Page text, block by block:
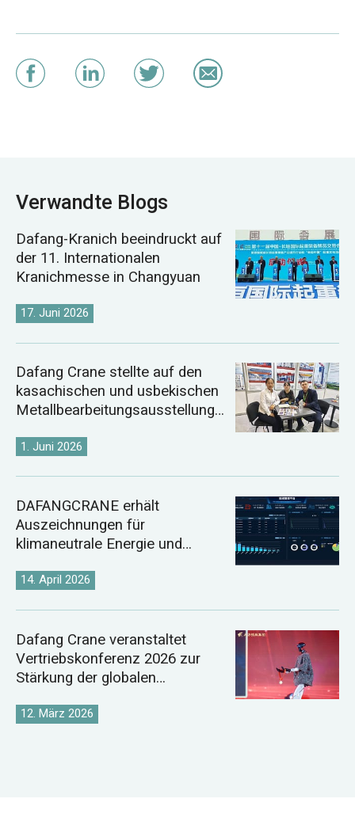
Verwandte Blogs
Dafang-Kranich beeindruckt auf
der 11. Internationalen
Kranichmesse in Changyuan
17. Juni 2026
Dafang Crane stellte auf den
kasachischen und usbekischen
Metallbearbeitungsausstellunge
1. Juni 2026
DAFANGCRANE erhält
Auszeichnungen für
klimaneutrale Energie und
14. April 2026
Dafang Crane veranstaltet
Vertriebskonferenz 2026 zur
Stärkung der globalen
12. März 2026